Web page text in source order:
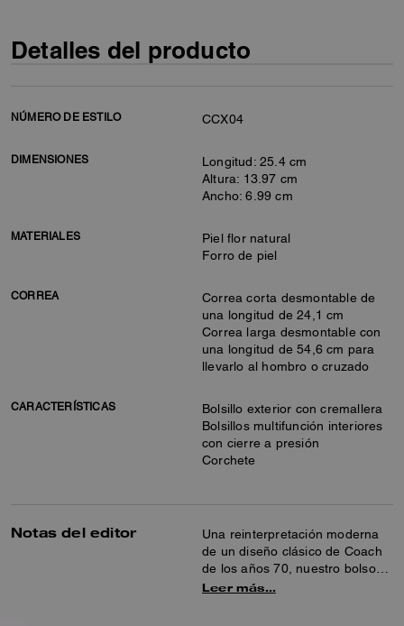
Detalles del producto
NÚMERO DE ESTILO CCX04
DIMENSIONES
Longitud: 25.4 cm
Altura: 13.97 cm
Ancho: 6.99 cm
MATERIALES
Piel flor natural
Forro de piel
CORREA
Correa corta desmontable de
una longitud de 24,1 cm
Correa larga desmontable con
una longitud de 54,6 cm para
llevarlo al hombro o cruzado
CARACTERÍSTICAS
Bolsillo exterior con cremallera
Bolsillos multifunción interiores
con cierre a presión
Corchete
Notas del editor
Una reinterpretación moderna
de un diseño clásico de Coach
de los años 70, nuestro bolso
de hombro Tabby está
Leer más…